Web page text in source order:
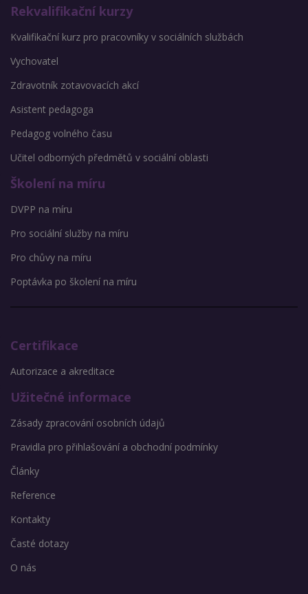
Rekvalifikační kurzy
Kvalifikační kurz pro pracovníky v sociálních službách
Vychovatel
Zdravotník zotavovacích akcí
Asistent pedagoga
Pedagog volného času
Učitel odborných předmětů v sociální oblasti
Školení na míru
DVPP na míru
Pro sociální služby na míru
Pro chůvy na míru
Poptávka po školení na míru
Certifikace
Autorizace a akreditace
Užitečné informace
Zásady zpracování osobních údajů
Pravidla pro přihlašování a obchodní podmínky
Články
Reference
Kontakty
Časté dotazy
O nás